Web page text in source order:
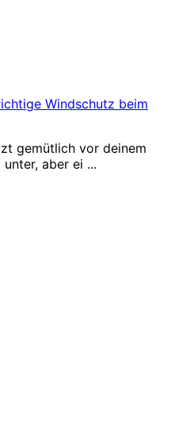
Windschutz beim
gemütlich vor deinem
aber ei ...